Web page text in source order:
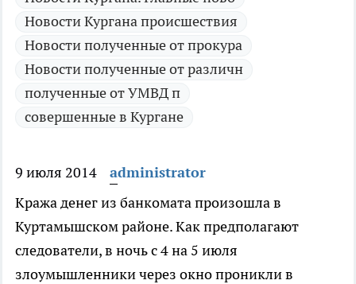
Новости Кургана происшествия
Новости полученные от прокура
Новости полученные от различн
полученные от УМВД п
совершенные в Кургане
9 июля 2014
administrator
Кража денег из банкомата произошла в
Куртамышском районе.Как предполагают
следователи, в ночь с 4 на 5 июля
злоумышленники через окно проникли в